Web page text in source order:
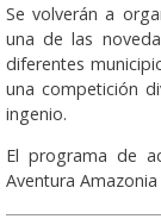
Se volverán a
una de las
diferentes
una competición
ingenio.
El programa de
Aventura